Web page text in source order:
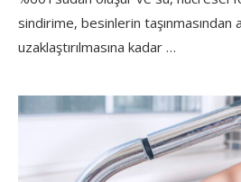
sindirime, besinlerin taşınmasından
uzaklaştırılmasına kadar …